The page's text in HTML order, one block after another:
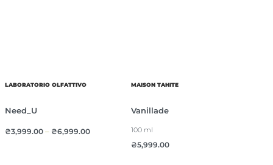
LABORATORIO OLFATTIVO
Need_U
₴3,999.00– ₴6,999.00
MAISON TAHITE
Vanillade
100 ml
₴5,999.00